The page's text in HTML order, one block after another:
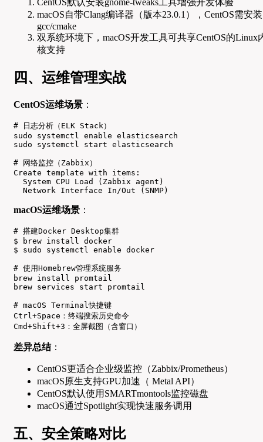
macOS自带Clang编译器（版本23.0.1），CentOS需安装
gcc/cmake
双系统环境下，macOS开发工具可共享CentOS的Linux
核支持
四、运维管理实战
CentOS运维场景 ：
# 日志分析（ELK Stack）
sudo systemctl enable elasticsearch
sudo systemctl start elasticsearch
# 网络监控（Zabbix）
Create template with items:
  System CPU Load (Zabbix agent)
  Network Interface In/Out (SNMP)
macOS运维场景 ：
# 搭建Docker Desktop集群
$ brew install docker
$ sudo systemctl enable docker
# 使用Homebrew管理系统服务
brew install promtail
brew services start promtail
# macOS Terminal快捷键
Ctrl+Space：终端搜索历史命令
Cmd+Shift+3：全屏截图（含窗口）
差异总结：
CentOS更适合企业级监控（Zabbix/Prometheus）
macOS原生支持GPU加速（ Metal API）
CentOS默认使用SMARTmontools监控磁盘
macOS通过Spotlight实现快速服务调用
五、安全策略对比